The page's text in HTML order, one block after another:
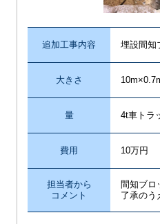
追加工事内容 埋設間知
大きさ
量 4t車トラ
費用 10万円
担当者から
コメント
間知ブロ
了承のう